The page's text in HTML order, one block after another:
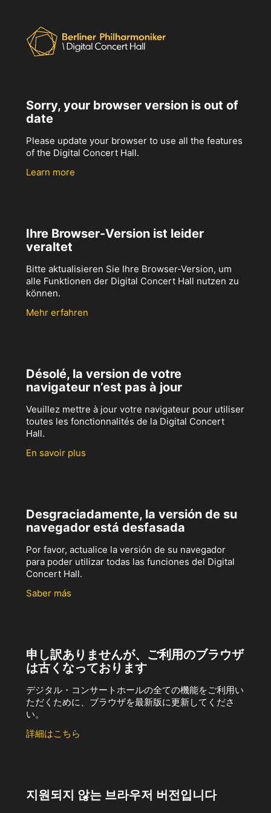
Sorry, your browser version is out of
date
Please update your browser to use all the features
of the Digital Concert Hall.
Learn more
Ihre Browser-Version ist leider
veraltet
Bitte aktualisieren Sie Ihre Browser-Version, um
alle Funktionen der Digital Concert Hall nutzen zu
können.
Mehr erfahren
Désolé, la version de votre
navigateur n’est pas à jour
Veuillez mettre à jour votre navigateur pour utiliser
toutes les fonctionnalités de la Digital Concert
Hall.
En savoir plus
Desgraciadamente, la versión de su
navegador está desfasada
Por favor, actualice la versión de su navegador
para poder utilizar todas las funciones del Digital
Concert Hall.
Saber más
申し訳ありませんが、ご利用のブラウザ
は古くなっております
デジタル・コンサートホールの全ての機能をご利用い
ただくために、ブラウザを最新版に更新してくださ
い。
詳細はこちら
지원되지 않는 브라우저 버전입니다